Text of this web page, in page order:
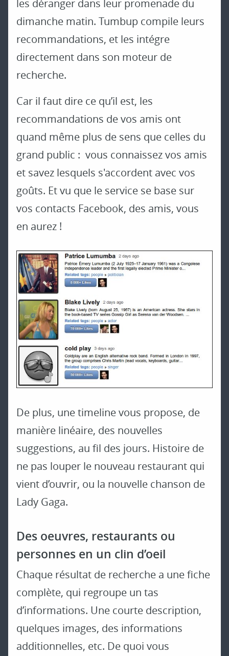
les déranger dans leur promenade du
dimanche matin. Tumbup compile leurs
recommandations, et les intégre
directement dans son moteur de
recherche.
Car il faut dire ce qu’il est, les
recommandations de vos amis ont
quand même plus de sens que celles du
grand public : vous connaissez vos amis
et savez lesquels s'accordent avec vos
goûts. Et vu que le service se base sur
vos contacts Facebook, des amis, vous
en aurez !
De plus, une timeline vous propose, de
manière linéaire, des nouvelles
suggestions, au fil des jours. Histoire de
ne pas louper le nouveau restaurant qui
vient d’ouvrir, ou la nouvelle chanson de
Lady Gaga.
Des oeuvres, restaurants ou
personnes en un clin d’oeil
Chaque résultat de recherche a une fiche
complète, qui regroupe un tas
d’informations. Une courte description,
quelques images, des informations
additionnelles, etc. De quoi vous